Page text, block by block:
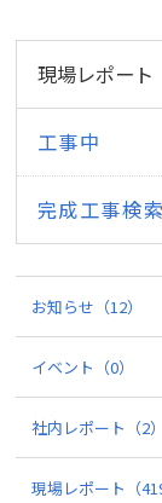
現場レポート
工事中
完成工事検索
お知らせ （12）
イベント （0）
社内レポート （2）
現場レポート （